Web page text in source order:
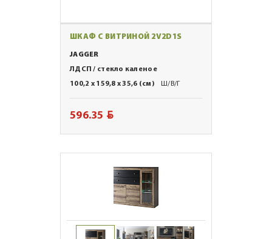
ШКАФ С ВИТРИНОЙ 2V2D1S
JAGGER
ЛДСП / стекло каленое
100,2 x 159,8 x 35,6 (см)
Ш/В/Г
596.35 BYN